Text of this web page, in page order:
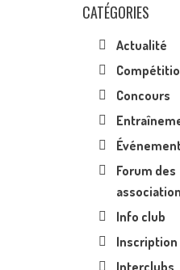
CATÉGORIES
Actualité
Concours
Forum des
Info club
Inscription
Interclubs